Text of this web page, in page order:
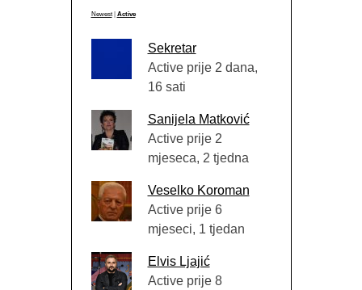
Newest | Active
Sekretar
Active prije 2 dana,
16 sati
Sanijela Matković
Active prije 2
mjeseca, 2 tjedna
Veselko Koroman
Active prije 6
mjeseci, 1 tjedan
Elvis Ljajić
Active prije 8